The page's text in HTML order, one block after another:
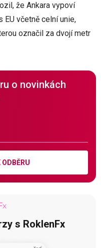
že Ankara vypoví
EU včetně celní unie,
označil za dvojí metr
o novinkách
s RoklenFx